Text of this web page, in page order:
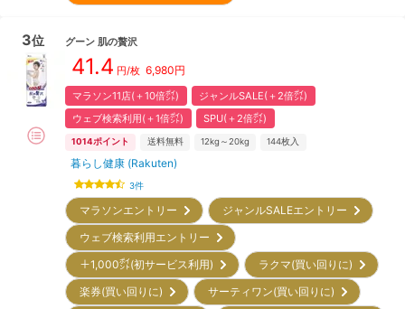
3位 グーン 肌の贅沢
41.4 円/枚 6,980円
マラソン11店(＋10倍㌽)
ジャンルSALE(＋2倍㌽)
ウェブ検索利用(＋1倍㌽)
SPU(＋2倍㌽)
1014ポイント 送料無料 12kg～20kg 144枚入
暮らし健康 (Rakuten)
3件
マラソンエントリー
ジャンルSALEエントリー
ウェブ検索利用エントリー
＋1,000㌽(初サービス利用)
ラクマ(買い回りに)
楽券(買い回りに)
サーティワン(買い回りに)